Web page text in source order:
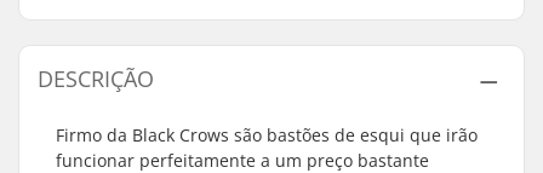
DESCRIÇÃO
Firmo da Black Crows são bastões de esqui que irão
funcionar perfeitamente a um preço bastante